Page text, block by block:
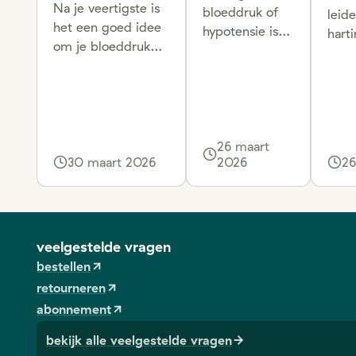
Na je veertigste is
het een goed idee
om je bloeddruk
huis uit kan? Hier
te voeren.
30 maart 2026
bloeddruk of
hypotensie is
vervelende
klachten kan
veroorzaken, is
26 maart
2026
een
veelgestelde vragen
bestellen
retourneren
abonnement
bekijk alle veelgestelde vragen